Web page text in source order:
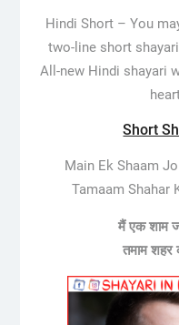
Hindi Short – You
two-line short
All-new Hindi shayari
Short
Main Ek Shaam
Tamaam Shahar
मैं एक शाम
तमाम शहर